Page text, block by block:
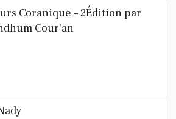
Coranique – 2Édition par
Cour'an